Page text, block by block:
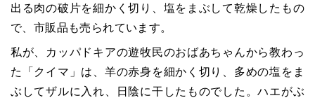
出る肉の破片を細かく切り、塩をまぶして乾燥したもの
で、市販品も売られています。
私が、カッパドキアの遊牧民のおばあちゃんから教わっ
た「クイマ」は、羊の赤身を細かく切り、多めの塩をま
ぶしてザルに入れ、日陰に干したものでした。ハエがぶ